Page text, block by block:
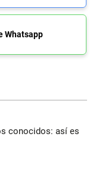
Whatsapp
conocidos: así es